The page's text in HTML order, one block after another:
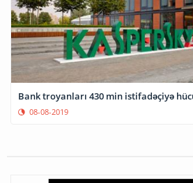
Bank troyanları 430 min istifadəçiyə
08-08-2019